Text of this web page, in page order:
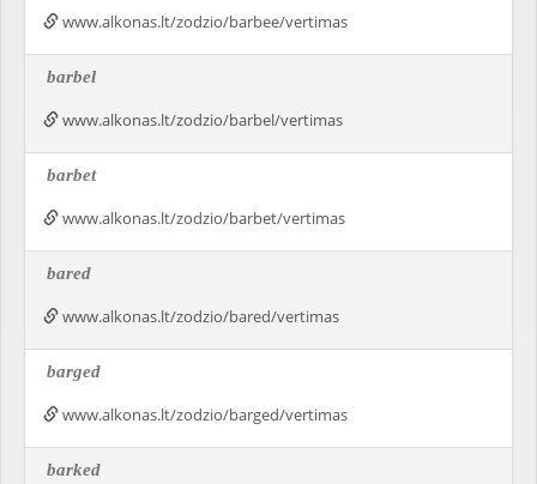
www.alkonas.lt/zodzio/barbee/vertimas
barbel
www.alkonas.lt/zodzio/barbel/vertimas
barbet
www.alkonas.lt/zodzio/barbet/vertimas
bared
www.alkonas.lt/zodzio/bared/vertimas
barged
www.alkonas.lt/zodzio/barged/vertimas
barked